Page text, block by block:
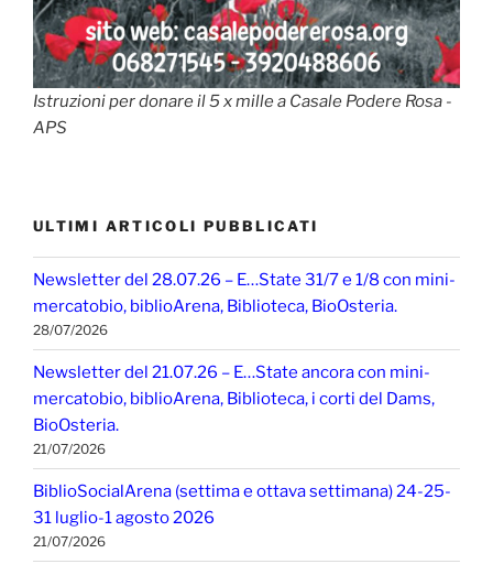
Istruzioni per donare il 5 x mille a Casale Podere Rosa -
APS
ULTIMI ARTICOLI PUBBLICATI
Newsletter del 28.07.26 – E…State 31/7 e 1/8 con mini-
mercatobio, biblioArena, Biblioteca, BioOsteria.
28/07/2026
Newsletter del 21.07.26 – E…State ancora con mini-
mercatobio, biblioArena, Biblioteca, i corti del Dams,
BioOsteria.
21/07/2026
BiblioSocialArena (settima e ottava settimana) 24-25-
31 luglio-1 agosto 2026
21/07/2026